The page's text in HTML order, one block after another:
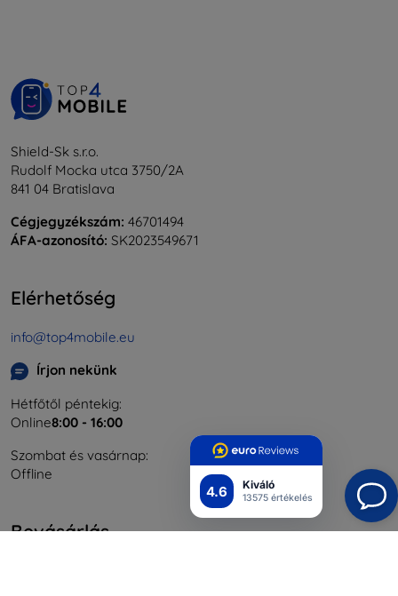
4.6 Kiváló
13575 értékelés
Shield-Sk s.r.o.
Rudolf Mocka utca 3750/2A
841 04 Bratislava
Cégjegyzékszám: 46701494
ÁFA-azonosító: SK2023549671
Elérhetőség
info@top4mobile.eu
Írjon nekünk
Hétfőtől péntekig:
Online8:00 - 16:00
Szombat és vasárnap:
Offline
Bevásárlás